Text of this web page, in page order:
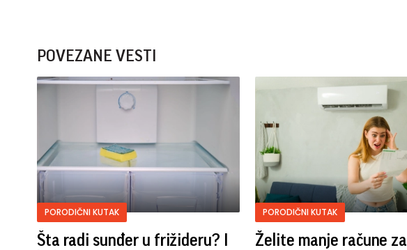
POVEZANE VESTI
PORODIČNI KUTAK
Šta radi sunđer u frižideru? I
PORODIČNI KUTAK
Želite manje račune za